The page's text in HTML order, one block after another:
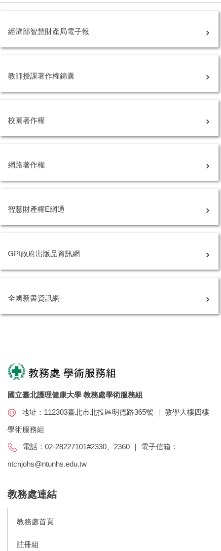
經濟部智慧財產局電子報
教師授課著作權錦囊
校園著作權
網路著作權
智慧財產權E網通
GPI政府出版品資訊網
全國新書資訊網
國立臺北護理健康大學 教務處學術服務組
地址：112303臺北市北投區明德路365號 ｜ 教學大樓四樓
學術服務組
電話：02-28227101#2330、2360 ｜ 電子信箱：
ntcnjohs@ntunhs.edu.tw
教務處連結
教務處首頁
註冊組